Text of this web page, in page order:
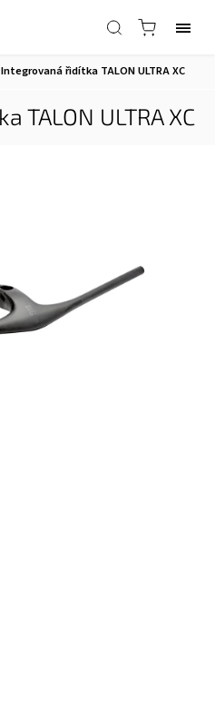
Integrovaná řidítka TALON ULTRA XC
TALON ULTRA XC